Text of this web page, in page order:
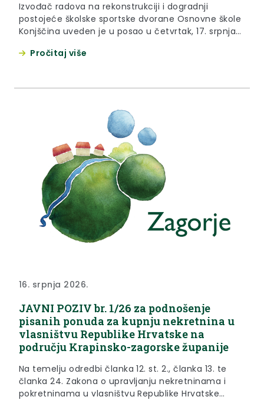
Izvođač radova na rekonstrukciji i dogradnji
postojeće školske sportske dvorane Osnovne škole
Konjščina uveden je u posao u četvrtak, 17. srpnja
župan Željko Kolar, zato što je riječ o objektu koji
Pročitaj više
16. srpnja 2026.
JAVNI POZIV br. 1/26 za podnošenje
pisanih ponuda za kupnju nekretnina u
vlasništvu Republike Hrvatske na
području Krapinsko-zagorske županije
Na temelju odredbi članka 12. st. 2., članka 13. te
članka 24. Zakona o upravljanju nekretninama i
pokretninama u vlasništvu Republike Hrvatske